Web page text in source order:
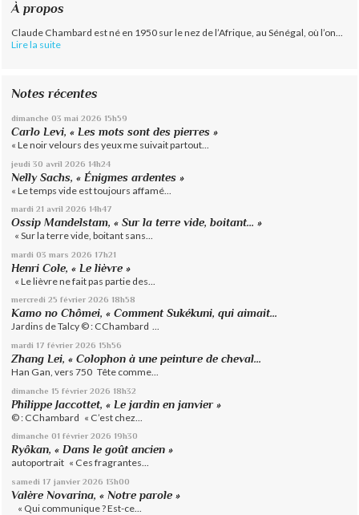
À propos
Claude Chambard est né en 1950 sur le nez de l’Afrique, au Sénégal, où l’on...
Lire la suite
Notes récentes
dimanche 03 mai 2026 15h59
Carlo Levi, « Les mots sont des pierres »
« Le noir velours des yeux me suivait partout...
jeudi 30 avril 2026 14h24
Nelly Sachs, « Énigmes ardentes »
« Le temps vide est toujours affamé...
mardi 21 avril 2026 14h47
Ossip Mandelstam, « Sur la terre vide, boitant… »
« Sur la terre vide, boitant sans...
mardi 03 mars 2026 17h21
Henri Cole, « Le lièvre »
« Le lièvre ne fait pas partie des...
mercredi 25 février 2026 18h58
Kamo no Chômei, « Comment Sukékuni, qui aimait...
Jardins de Talcy © : CChambard ...
mardi 17 février 2026 15h56
Zhang Lei, « Colophon à une peinture de cheval...
Han Gan, vers 750 Tête comme...
dimanche 15 février 2026 18h32
Philippe Jaccottet, « Le jardin en janvier »
© : CChambard « C’est chez...
dimanche 01 février 2026 19h30
Ryôkan, « Dans le goût ancien »
autoportrait « Ces fragrantes...
samedi 17 janvier 2026 13h00
Valère Novarina, « Notre parole »
« Qui communique ? Est-ce...